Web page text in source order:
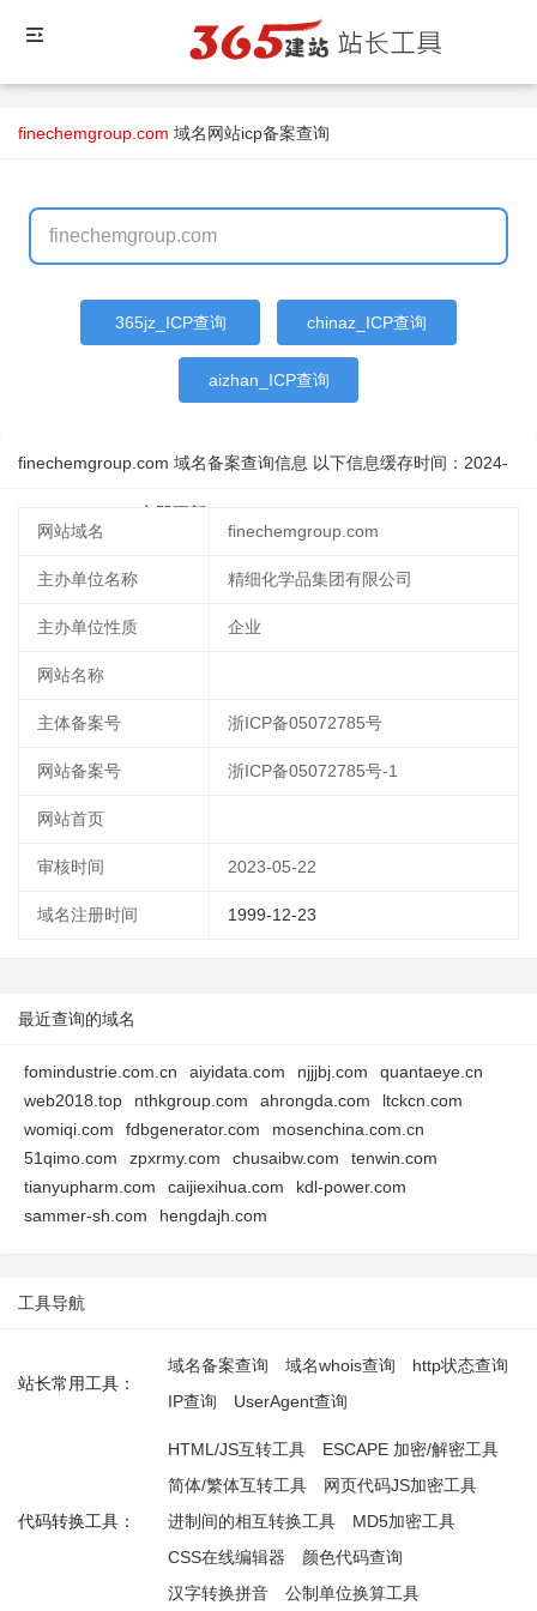
finechemgroup.com 域名网站icp备案查询
365jz_ICP查询 chinaz_ICP查询
aizhan_ICP查询
finechemgroup.com 域名备案查询信息 以下信息缓存时间： 2024-
立即更新
网站域名
finechemgroup.com
主办单位名称 精细化学品集团有限公司
主办单位性质 企业
网站名称
主体备案号 浙ICP备05072785号
网站备案号 浙ICP备05072785号-1
网站首页
审核时间 2023-05-22
域名注册时间 1999-12-23
最近查询的域名
fomindustrie.com.cn aiyidata.com njjjbj.com
quantaeye.cn
web2018.top
nthkgroup.com ahrongda.com
ltckcn.com
womiqi.com
fdbgenerator.com
mosenchina.com.cn
51qimo.com
zpxrmy.com chusaibw.com
tenwin.com
tianyupharm.com
caijiexihua.com
kdl-power.com
sammer-sh.com
hengdajh.com
工具导航
站长常用工具：
域名备案查询 域名whois查询
http状态查询
IP查询
UserAgent查询
代码转换工具：
HTML/JS互转工具
ESCAPE 加密/解密工具
简体/繁体互转工具
网页代码JS加密工具
进制间的相互转换工具
MD5加密工具
CSS在线编辑器
颜色代码查询
汉字转换拼音
公制单位换算工具